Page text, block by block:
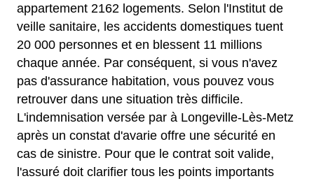
appartement 2162 logements. Selon l'Institut de
veille sanitaire, les accidents domestiques tuent
20 000 personnes et en blessent 11 millions
chaque année. Par conséquent, si vous n'avez
pas d'assurance habitation, vous pouvez vous
retrouver dans une situation très difficile.
L'indemnisation versée par à Longeville-Lès-Metz
après un constat d'avarie offre une sécurité en
cas de sinistre. Pour que le contrat soit valide,
l'assuré doit clarifier tous les points importants